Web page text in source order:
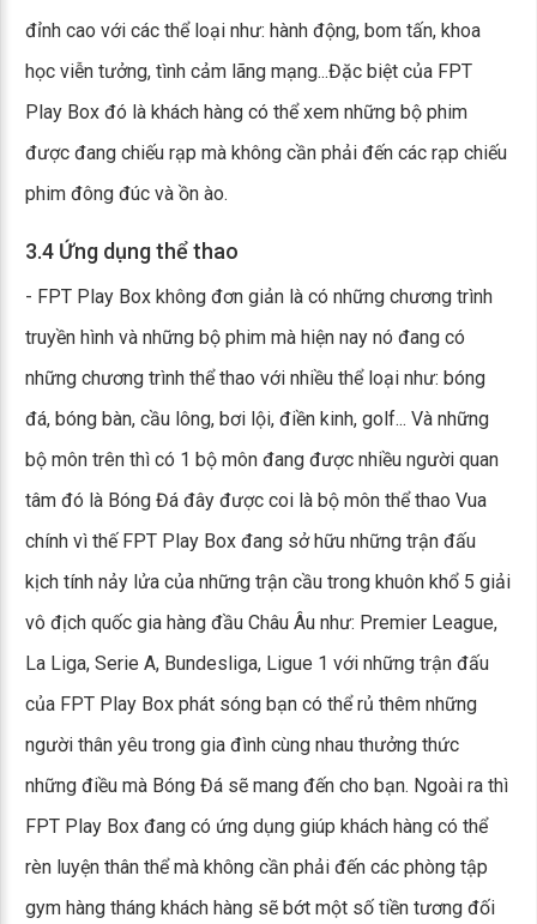
đỉnh cao với các thể loại như: hành động, bom tấn, khoa
học viễn tưởng, tình cảm lãng mạng...Đặc biệt của FPT
Play Box đó là khách hàng có thể xem những bộ phim
được đang chiếu rạp mà không cần phải đến các rạp chiếu
phim đông đúc và ồn ào.
3.4 Ứng dụng thể thao
- FPT Play Box không đơn giản là có những chương trình
truyền hình và những bộ phim mà hiện nay nó đang có
những chương trình thể thao với nhiều thể loại như: bóng
đá, bóng bàn, cầu lông, bơi lội, điền kinh, golf... Và những
bộ môn trên thì có 1 bộ môn đang được nhiều người quan
tâm đó là Bóng Đá đây được coi là bộ môn thể thao Vua
chính vì thế FPT Play Box đang sở hữu những trận đấu
kịch tính nảy lửa của những trận cầu trong khuôn khổ 5 giải
vô địch quốc gia hàng đầu Châu Âu như: Premier League,
La Liga, Serie A, Bundesliga, Ligue 1 với những trận đấu
của FPT Play Box phát sóng bạn có thể rủ thêm những
người thân yêu trong gia đình cùng nhau thưởng thức
những điều mà Bóng Đá sẽ mang đến cho bạn. Ngoài ra thì
FPT Play Box đang có ứng dụng giúp khách hàng có thể
rèn luyện thân thể mà không cần phải đến các phòng tập
gym hàng tháng khách hàng sẽ bớt một số tiền tương đối